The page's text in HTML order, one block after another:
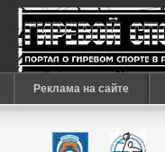
Реклама на сайте